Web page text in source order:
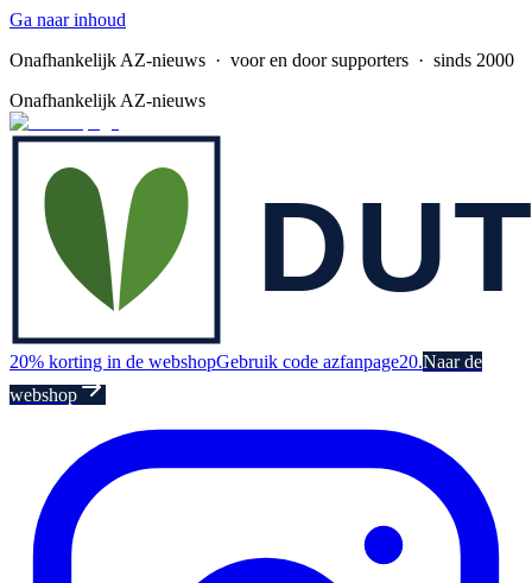
Ga naar inhoud
Onafhankelijk AZ-nieuws · voor en door supporters · sinds 2000
Onafhankelijk AZ-nieuws
20% korting in de webshopGebruik code azfanpage20.Naar de
webshop